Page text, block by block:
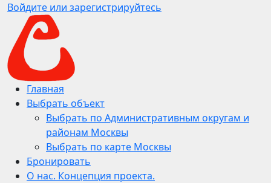
Войдите или зарегистрируйтесь
Главная
Выбрать объект
Выбрать по Административным округам и
районам Москвы
Выбрать по карте Москвы
Бронировать
О нас. Концепция проекта.